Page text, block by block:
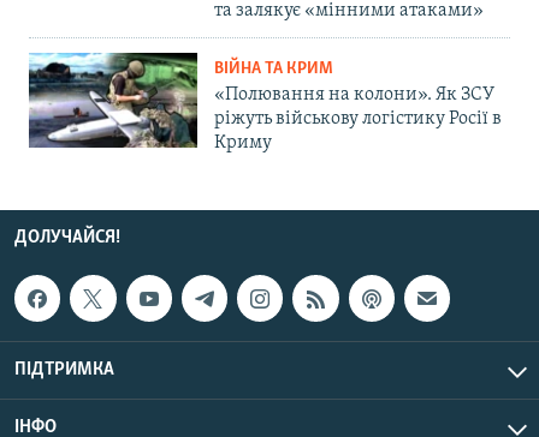
та залякує «мінними атаками»
ВІЙНА ТА КРИМ
«Полювання на колони». Як ЗСУ
ріжуть військову логістику Росії в
Криму
ДОЛУЧАЙСЯ!
ПІДТРИМКА
ІНФО